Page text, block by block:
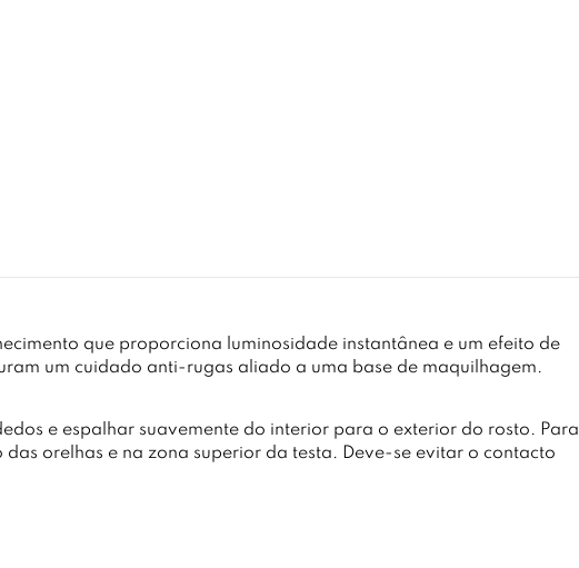
que proporciona luminosidade instantânea e um efeito de
um cuidado anti-rugas aliado a uma base de maquilhagem.
e espalhar suavemente do interior para o exterior do rosto. Para
orelhas e na zona superior da testa. Deve-se evitar o contacto